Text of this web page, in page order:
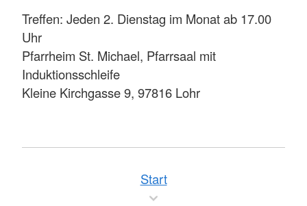
Treffen: Jeden 2. Dienstag im Monat ab 17.00
Uhr
Pfarrheim St. Michael, Pfarrsaal mit
Induktionsschleife
Kleine Kirchgasse 9, 97816 Lohr
Start